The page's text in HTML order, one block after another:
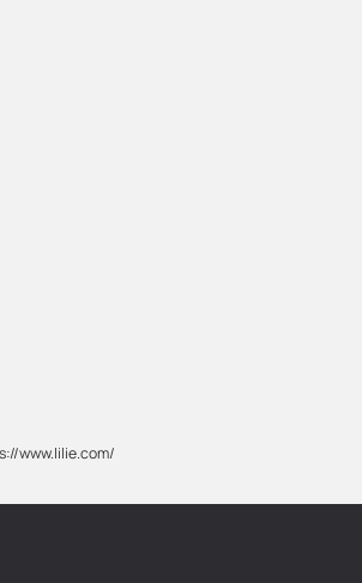
www.lilie.com/